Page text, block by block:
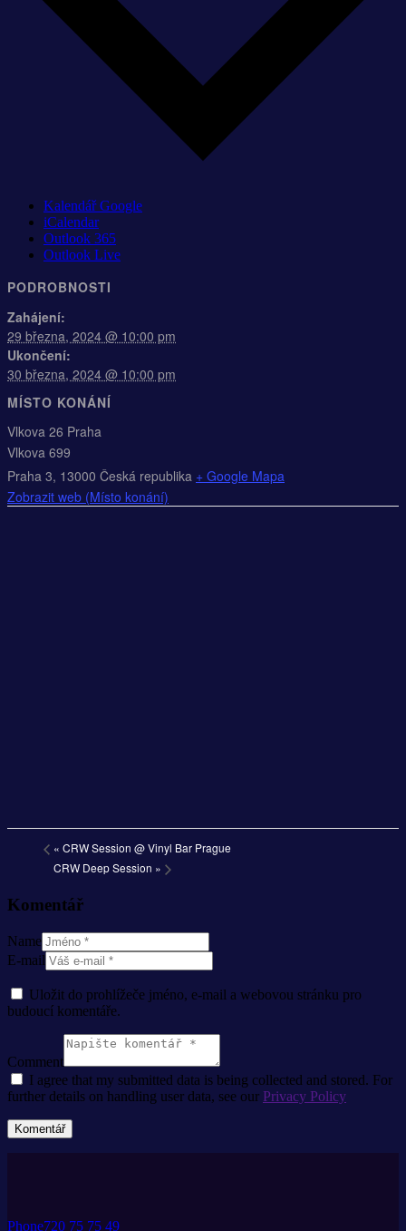
Kalendář Google
iCalendar
Outlook 365
Outlook Live
PODROBNOSTI
Zahájení:
29 března, 2024 @ 10:00 pm
Ukončení:
30 března, 2024 @ 10:00 pm
MÍSTO KONÁNÍ
Vlkova 26 Praha
Vlkova 699
Praha 3, 13000 Česká republika + Google Mapa
Zobrazit web (Místo konání)
« CRW Session @ Vinyl Bar Prague
CRW Deep Session »
Komentář
Name
E-mail
Uložit do prohlížeče jméno, e-mail a webovou stránku pro
budoucí komentáře.
Comment
I agree that my submitted data is being collected and stored. For
further details on handling user data, see our Privacy Policy
Phone720 75 75 49